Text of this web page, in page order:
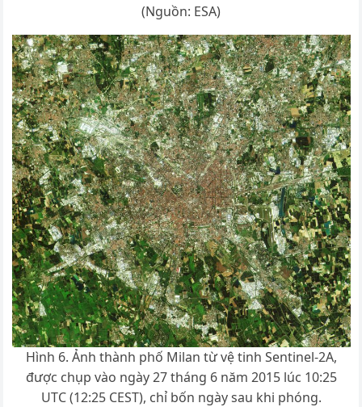
(Nguồn: ESA)
Hình 6. Ảnh thành phố Milan từ vệ tinh Sentinel-2A,
được chụp vào ngày 27 tháng 6 năm 2015 lúc 10:25
UTC (12:25 CEST), chỉ bốn ngày sau khi phóng.